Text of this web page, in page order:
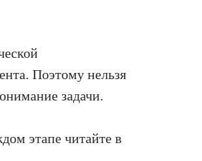
Поэтому нельзя
задачи.
этапе читайте в